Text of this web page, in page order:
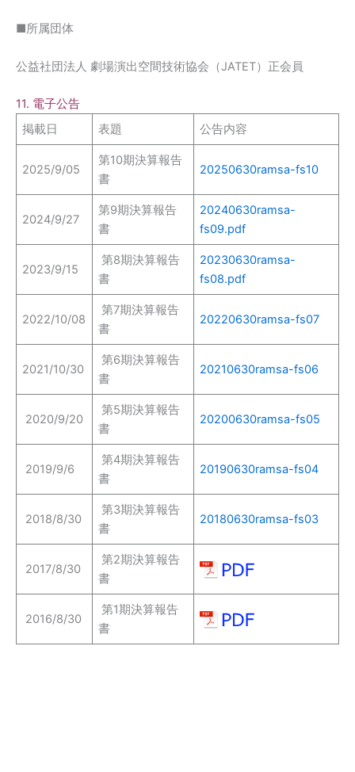
■所属団体
公益社団法人 劇場演出空間技術協会（JATET）正会員
11. 電子公告
掲載日
表題 公告内容
2025/9/05
第10期決算報告
書
20250630ramsa-fs10
2024/9/27
第9期決算報告
書
20240630ramsa-
fs09.pdf
2023/9/15
第8期決算報告
書
20230630ramsa-
fs08.pdf
2022/10/08
第7期決算報告
書
20220630ramsa-fs07
2021/10/30
第6期決算報告
書
20210630ramsa-fs06
2020/9/20
第5期決算報告
書
20200630ramsa-fs05
2019/9/6
第4期決算報告
書
20190630ramsa-fs04
2018/8/30
第3期決算報告
書
20180630ramsa-fs03
2017/8/30
第2期決算報告
書
2016/8/30
第1期決算報告
書